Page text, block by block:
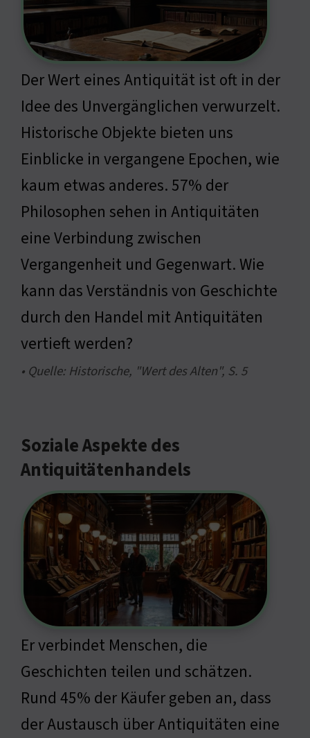
Der Wert eines Antiquität ist oft in der
Idee des Unvergänglichen verwurzelt.
Historische Objekte bieten uns
Einblicke in vergangene Epochen, wie
kaum etwas anderes. 57% der
Philosophen sehen in Antiquitäten
eine Verbindung zwischen
Vergangenheit und Gegenwart. Wie
kann das Verständnis von Geschichte
durch den Handel mit Antiquitäten
vertieft werden?
• Quelle: Historische, "Wert des Alten", S. 5
Soziale Aspekte des
Antiquitätenhandels
Er verbindet Menschen, die
Geschichten teilen und schätzen.
Rund 45% der Käufer geben an, dass
der Austausch über Antiquitäten eine